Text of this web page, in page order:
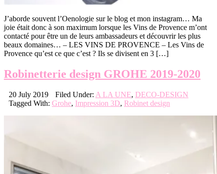
J’aborde souvent l’Oenologie sur le blog et mon instagram… Ma
joie était donc à son maximum lorsque les Vins de Provence m’ont
contacté pour être un de leurs ambassadeurs et découvrir les plus
beaux domaines… – LES VINS DE PROVENCE – Les Vins de
Provence qu’est ce que c’est ? Ils se divisent en 3 […]
Robinetterie design GROHE 2019-2020
20 July 2019 Filed Under: A LA UNE, DECO-DESIGN
Tagged With: Grohe, Impression 3D, Robinet design